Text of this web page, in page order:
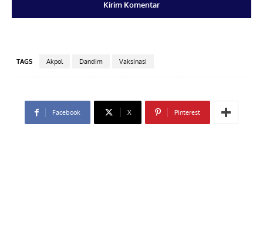
TAGS Akpol Dandim Vaksinasi
Facebook X Pinterest